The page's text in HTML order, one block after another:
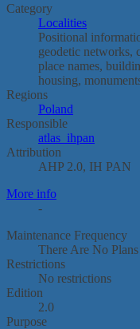
Category
Localities
Positional
geodetic networks,
place names,
housing,
Regions
Poland
Responsible
atlas_ihpan
Attribution
AHP 2.0, IH PAN
More info
-
Maintenance Frequency
There Are No
Restrictions
No restrictions
Edition
2.0
Purpose